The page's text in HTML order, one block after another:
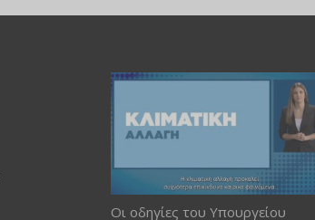
Οι οδηγίες του Υπουργείου